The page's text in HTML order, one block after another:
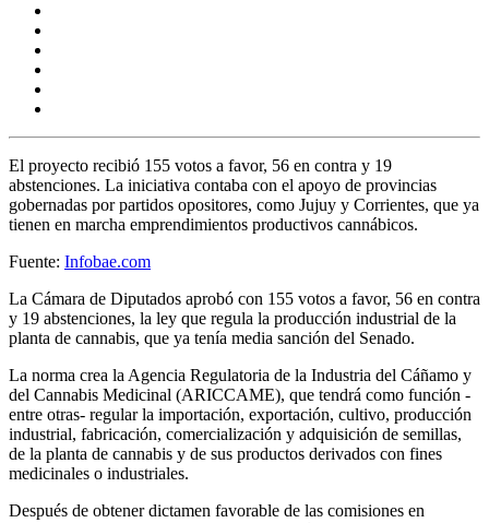
El proyecto recibió 155 votos a favor, 56 en contra y 19
abstenciones. La iniciativa contaba con el apoyo de provincias
gobernadas por partidos opositores, como Jujuy y Corrientes, que ya
tienen en marcha emprendimientos productivos cannábicos.
Fuente: Infobae.com
La Cámara de Diputados aprobó con 155 votos a favor, 56 en contra
y 19 abstenciones, la ley que regula la producción industrial de la
planta de cannabis, que ya tenía media sanción del Senado.
La norma crea la Agencia Regulatoria de la Industria del Cáñamo y
del Cannabis Medicinal (ARICCAME), que tendrá como función -
entre otras- regular la importación, exportación, cultivo, producción
industrial, fabricación, comercialización y adquisición de semillas,
de la planta de cannabis y de sus productos derivados con fines
medicinales o industriales.
Después de obtener dictamen favorable de las comisiones en